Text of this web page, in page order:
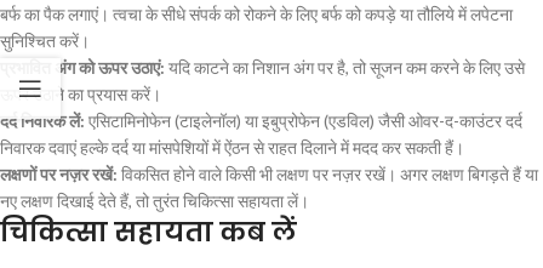
बर्फ का पैक लगाएं। त्वचा के सीधे संपर्क को रोकने के लिए बर्फ को कपड़े या तौलिये में लपेटना
सुनिश्चित करें।
प्रभावित अंग को ऊपर उठाएं: यदि काटने का निशान अंग पर है, तो सूजन कम करने के लिए उसे
ऊपर उठाने का प्रयास करें।
दर्द निवारक लें: एसिटामिनोफेन (टाइलेनॉल) या इबुप्रोफेन (एडविल) जैसी ओवर-द-काउंटर दर्द
निवारक दवाएं हल्के दर्द या मांसपेशियों में ऐंठन से राहत दिलाने में मदद कर सकती हैं।
लक्षणों पर नज़र रखें: विकसित होने वाले किसी भी लक्षण पर नज़र रखें। अगर लक्षण बिगड़ते हैं या
नए लक्षण दिखाई देते हैं, तो तुरंत चिकित्सा सहायता लें।
चिकित्सा सहायता कब लें